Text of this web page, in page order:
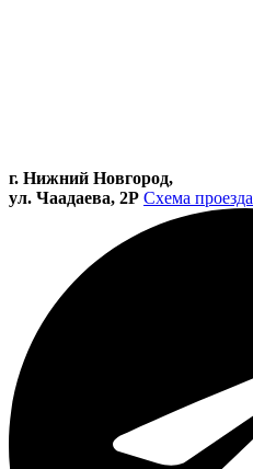
г. Нижний Новгород,
ул. Чаадаева, 2Р Схема проезда